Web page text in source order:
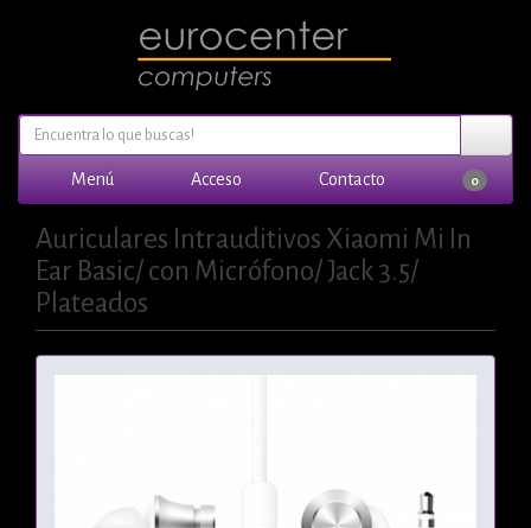
Menú Acceso Contacto 0
Auriculares Intrauditivos Xiaomi Mi In
Ear Basic/ con Micrófono/ Jack 3.5/
Plateados